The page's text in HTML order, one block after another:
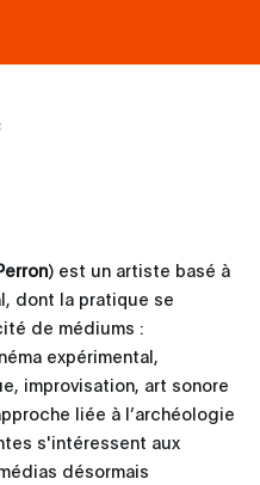
) est un artiste basé à
dont la pratique se
de médiums :
expérimental,
improvisation, art sonore
liée à l’archéologie
s'intéressent aux
désormais